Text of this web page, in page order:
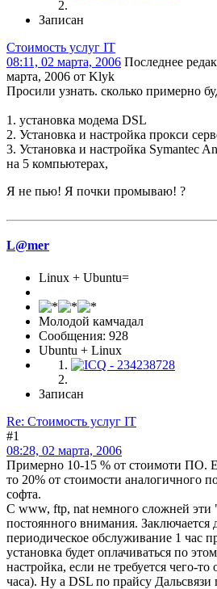
Записан
Стоимость услуг IT
08:11, 02 марта, 2006 Последнее
марта, 2006 от Klyk
Просили узнать. сколько примерно
1. установка модема DSL
2. Установка и настройка прокси
3. Установка и настройка Symantec
на 5 компьютерах,
Я не пью! Я почки промываю! ?
L@mer
Linux + Ubuntu=
Молодой камчадал
Сообщения: 928
Ubuntu + Linux
Записан
Re: Стоимость услуг IT
#1
08:28, 02 марта, 2006
Примерно 10-15 % от стоимоти ПО.
то 20% от стоимости аналогичного
софта.
C www, ftp, nat немного сложней эти
постоянного внимания. Заключается
периодическое обслуживание 1 час
установка будет оплачиваться по
настройка, если не требуется чего-
часа). Ну а DSL по прайсу Дальсвязи